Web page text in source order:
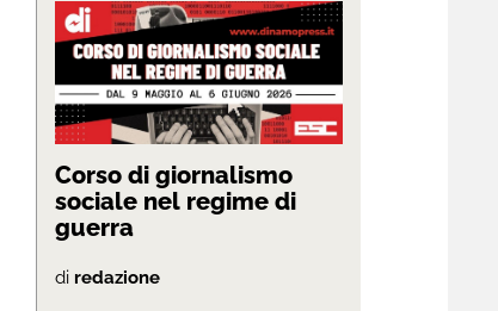
Corso di giornalismo
sociale nel regime di
guerra
di redazione